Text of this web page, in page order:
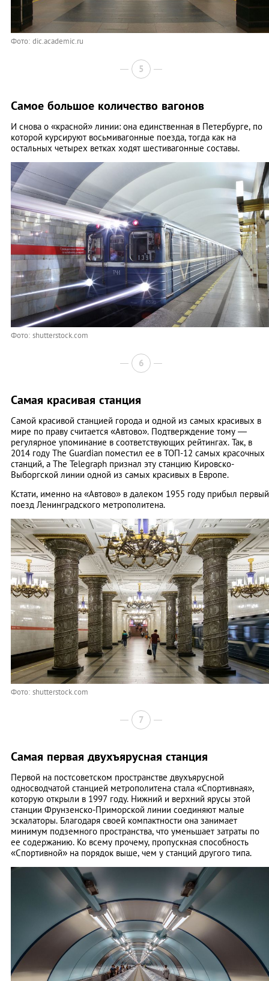
Фото: dic.academic.ru
5
Самое большое количество вагонов
И снова о «красной» линии: она единственная в Петербурге, по
которой курсируют восьмивагонные поезда, тогда как на
остальных четырех ветках ходят шестивагонные составы.
Фото: shutterstock.com
6
Самая красивая станция
Самой красивой станцией города и одной из самых красивых в
мире по праву считается «Автово». Подтверждение тому —
регулярное упоминание в соответствующих рейтингах. Так, в
2014 году The Guardian поместил ее в ТОП-12 самых красочных
станций, а The Telegraph признал эту станцию Кировско-
Выборгской линии одной из самых красивых в Европе.
Кстати, именно на «Автово» в далеком 1955 году прибыл первый
поезд Ленинградского метрополитена.
Фото: shutterstock.com
7
Самая первая двухъярусная станция
Первой на постсоветском пространстве двухъярусной
односводчатой станцией метрополитена стала «Спортивная»,
которую открыли в 1997 году. Нижний и верхний ярусы этой
станции Фрунзенско-Приморской линии соединяют малые
эскалаторы. Благодаря своей компактности она занимает
минимум подземного пространства, что уменьшает затраты по
ее содержанию. Ко всему прочему, пропускная способность
«Спортивной» на порядок выше, чем у станций другого типа.